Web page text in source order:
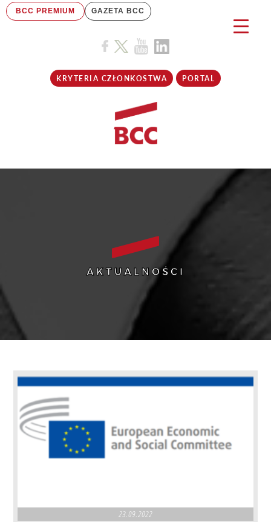
BCC PREMIUM GAZETA BCC
KRYTERIA CZŁONKOSTWA PORTAL
AKTUALNOŚCI
23.09.2022